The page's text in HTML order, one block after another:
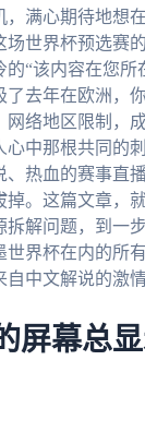
，满心期待地想
场世界杯预选赛
“该内容在您所
了去年在欧洲，
网络地区限制，
中那根共同的
、热血的赛事直
掉。这篇文章，
拆解问题，到一
世界杯在内的所
中文解说的激情
屏幕总